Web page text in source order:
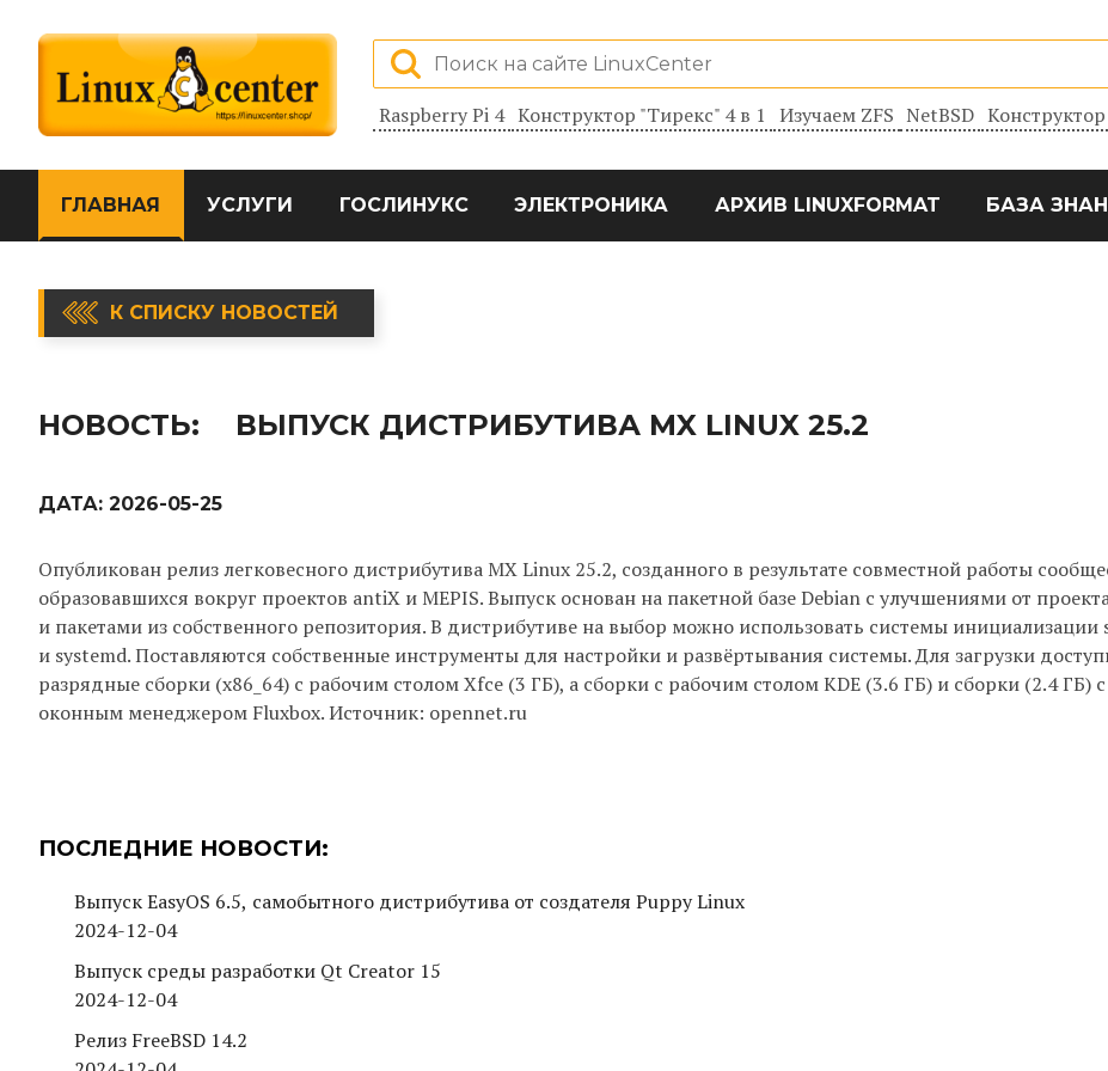
Raspberry Pi 4 Конструктор "Тирекс" 4 в 1 Изучаем ZFS NetBSD
ГЛАВНАЯ УСЛУГИ ГОСЛИНУКС ЭЛЕКТРОНИКА АРХИВ LINUXFORMAT БАЗА
К СПИСКУ НОВОСТЕЙ
НОВОСТЬ: ВЫПУСК ДИСТРИБУТИВА MX LINUX 25.2
ДАТА: 2026-05-25
Опубликован релиз легковесного дистрибутива MX Linux 25.2, созданного в результате совместной работы
образовавшихся вокруг проектов antiX и MEPIS. Выпуск основан на пакетной базе Debian с улучшениями от
и пакетами из собственного репозитория. В дистрибутиве на выбор можно использовать системы инициализации
и systemd. Поставляются собственные инструменты для настройки и развёртывания системы. Для загрузки
разрядные сборки (x86_64) с рабочим столом Xfce (3 ГБ), а сборки с рабочим столом KDE (3.6 ГБ) и сборки (2.4 ГБ) с
оконным менеджером Fluxbox. Источник: opennet.ru
ПОСЛЕДНИЕ НОВОСТИ:
Выпуск EasyOS 6.5, самобытного дистрибутива от создателя Puppy Linux
2024-12-04
Выпуск среды разработки Qt Creator 15
2024-12-04
Релиз FreeBSD 14.2